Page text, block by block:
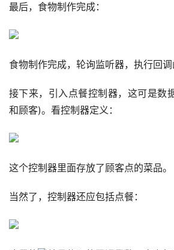
最后，食物制作完成：
食物制作完成，轮询监听器，执行回调
接下来，引入点餐控制器，这可是数
和顾客)。看控制器定义：
这个控制器里面存放了顾客点的菜品。
当然了，控制器还应包括点餐：